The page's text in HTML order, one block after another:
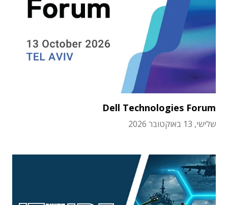
Dell Technologies Forum
שלישי, 13 באוקטובר 2026